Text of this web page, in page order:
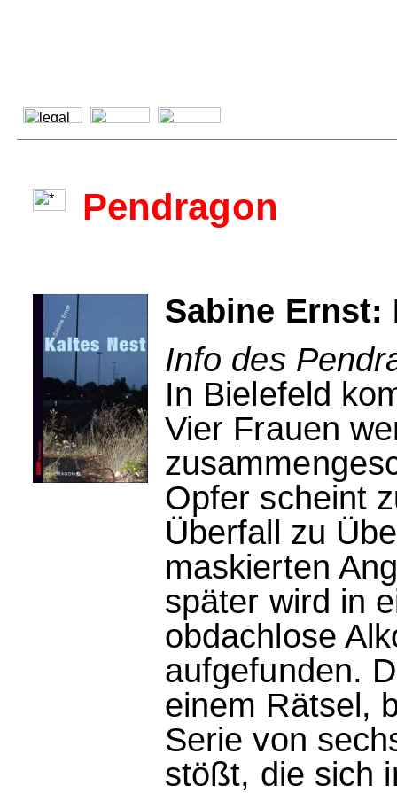
Pendragon
Sabine Ernst:
Info des
In Bielefeld
Vier Frauen
Opfer scheint
Überfall zu
maskierten
später wird in
obdachlose
aufgefunden.
einem Rätsel,
Serie von
stößt, die sich